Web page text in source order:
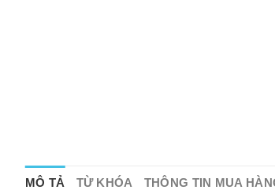
MÔ TẢ TỪ KHÓA THÔNG TIN MUA